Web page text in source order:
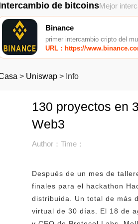
de bitcoinsMejor
Binance
primer intercambio cripto del
URL：https://
> Uniswap > Info
130 proyectos en
Web3
Author：Time：
Después de un mes de talleres, conferencias, AMA y construcción discreta, 134 equipos presentaron sus proyectos finales para el hackathon HackFS inaugural, mostrando fantásticas herramientas y servicios que impulsan la web distribuida. Un total de más de 470 piratas informáticos de 50 países en 19 zonas horarias participaron en el evento virtual de 30 días. El 18 de agosto, diez finalistas presentaron sus proyectos frente a los jueces: Juan Benet, fundador y CEO de Protocol Labs, Molly Mackinlay, líder de proyecto de IPFS, Pooja Shah, líder de producto de Filecoin y Ken Ng de la Fundación Ethereum. Puede ver la sesión completa y leer más para obtener un resumen de las entradas de los 10 equipos finalistas. Clase de aplicación Sailplane Sailplane es un servicio de almacenamiento de archivos punto a punto en aplicaciones web que utilizan IPFS y OrbitDB, similar a Dropbox. Utiliza IPFS y almacenamiento OrbitDB personalizado para almacenar metadatos de archivos y otras funciones de administración de archivos. El front-end se basa en React.js y tiene una interfaz de usuario personalizada basada en navegador. Sailplane utiliza IPFS para almacenar, enviar y hacer referencia a datos. El almacenamiento OrbitDB personalizado toma la salida de IPFS y crea una estructura similar a un sistema de archivos mutable a partir de ella. Esta estructura almacena la ruta y el archivo CID. Cuando un usuario carga un archivo o una carpeta en un sitio web, se agrega a IPFS. La salida se alimenta a la tienda OrbitDB, que permite mutaciones en la estructura y replicación de cambios entre dispositivos. El sitio también permite descargas posteriores de la estructura, ya sea un archivo o una carpeta. Obtenga más información sobre Sailplane y vea una demostración en el blog de Filecoin. Datos: En los primeros dos días, 908 900 y 981 200 ATOM no se apostaron respectivamente, lo que continuó alcanzando un máximo de un solo día en un mes: noticias del 17 de septiembre, los datos de Cosmos Outpost mostraron que había 908 900 y 981 200 ATOM el 15 y 16 de septiembre respectivamente El número de ATOM no stake ha alcanzado un récord en un solo día durante casi un mes. [2022/9/17 7:03:04] Protocolo PAN La red de anotaciones públicas (PAN) es un servicio de anotaciones web de código abierto que permite a los usuarios anotar contenido en cualquier página web y leer las anotaciones publicadas por otros. Hay dos formas de enviar